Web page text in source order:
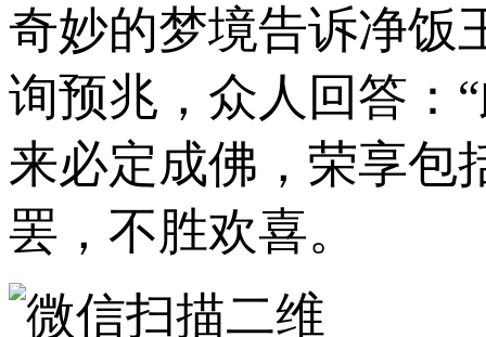
奇妙的梦境告诉净饭
询预兆，众人回答：
来必定成佛，荣享包
罢，不胜欢喜。